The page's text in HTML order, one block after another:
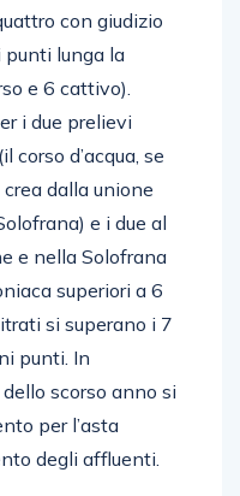
con giudizio
punti lunga la
e 6 cattivo).
i due prelievi
corso d’acqua, se
dalla unione
e i due al
e nella Solofrana
superiori a 6
si superano i 7
punti. In
scorso anno si
per l’asta
degli affluenti.